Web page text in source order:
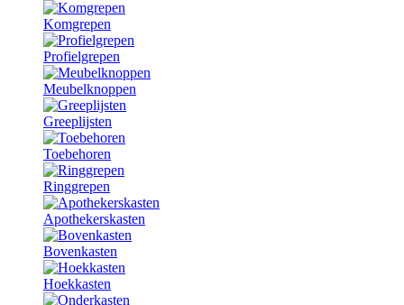
Komgrepen
Profielgrepen
Meubelknoppen
Greeplijsten
Toebehoren
Ringgrepen
Apothekerskasten
Bovenkasten
Hoekkasten